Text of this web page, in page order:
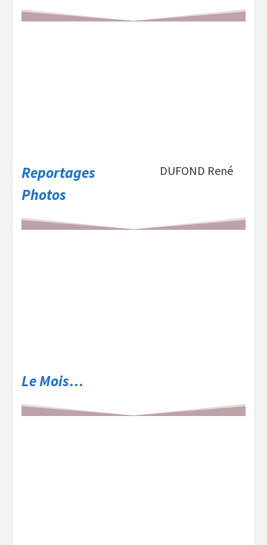
Reportages
Photos
DUFOND René
Le Mois…